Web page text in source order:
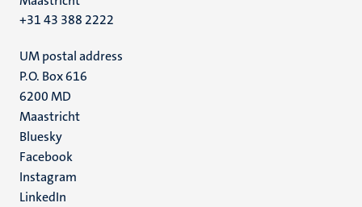
+31 43 388 2222
UM postal address
P.O. Box 616
6200 MD
Maastricht
Social
media
Bluesky
Facebook
Instagram
LinkedIn